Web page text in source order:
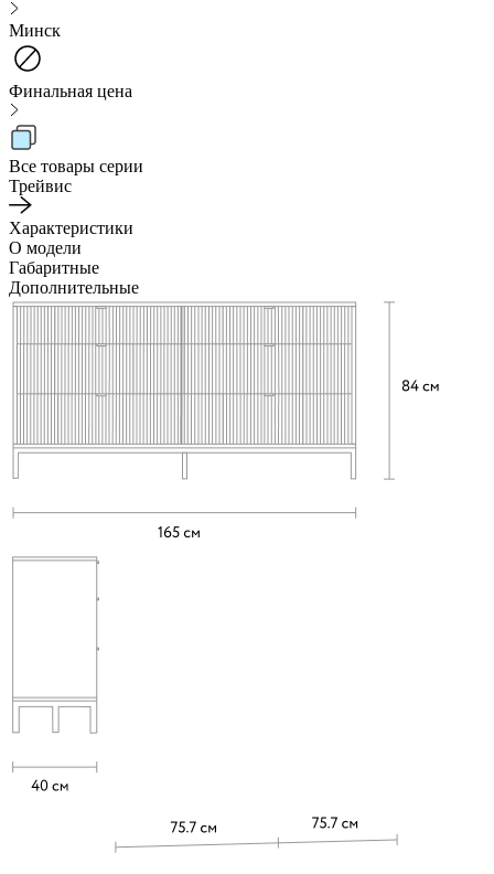
Минск
Финальная цена
Все товары серии
Трейвис
Характеристики
О модели
Габаритные
Дополнительные